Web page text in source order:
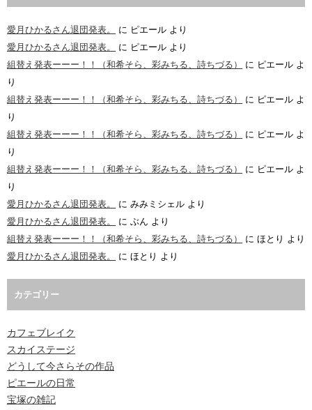
愛月ひかるさん退団発表。 に ピエール より
愛月ひかるさん退団発表。
に ピエール より
組替え発表ーーー！！（和希そら、彩みちる、詩ちづる）
に ピエール よ
り
組替え発表ーーー！！（和希そら、彩みちる、詩ちづる）
に ピエール よ
り
組替え発表ーーー！！（和希そら、彩みちる、詩ちづる）
に ピエール よ
り
組替え発表ーーー！！（和希そら、彩みちる、詩ちづる）
に ピエール よ
り
愛月ひかるさん退団発表。
に みみミシェル より
愛月ひかるさん退団発表。
に ぶん より
組替え発表ーーー！！（和希そら、彩みちる、詩ちづる）
に ほとり より
愛月ひかるさん退団発表。
に ほとり より
カテゴリー
カフェブレイク
スカイステージ
どうして今さらその作品
ピエールの日常
宝塚の雑記